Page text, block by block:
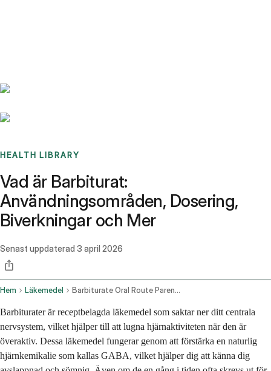
HEALTH LIBRARY
Vad är Barbiturat:
Användningsområden, Dosering,
Biverkningar och Mer
Senast uppdaterad 3 april 2026
Hem Läkemedel Barbiturate Oral Route Parenteral Route Rectal Route
Barbiturater är receptbelagda läkemedel som saktar ner ditt centrala
nervsystem, vilket hjälper till att lugna hjärnaktiviteten när den är
överaktiv. Dessa läkemedel fungerar genom att förstärka en naturlig
hjärnkemikalie som kallas GABA, vilket hjälper dig att känna dig